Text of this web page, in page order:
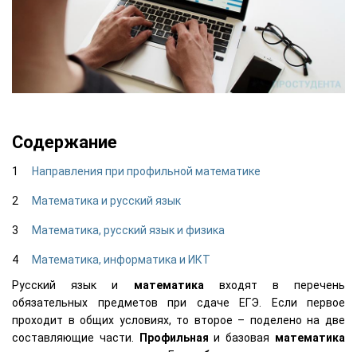
Содержание
Направления при профильной математике
Математика и русский язык
Математика, русский язык и физика
Математика, информатика и ИКТ
Русский язык и математикавходят в перечень
обязательных предметов при сдаче ЕГЭ. Если первое
проходит в общих условиях, то второе – поделено на две
составляющие части.
Профильная и базовая математика